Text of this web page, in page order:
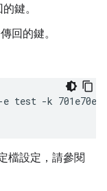
鍵。
回的鍵。
test -k
檔設定，請參閱